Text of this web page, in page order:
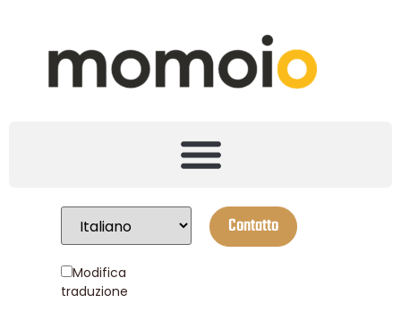
Modifica
traduzione
Contatto